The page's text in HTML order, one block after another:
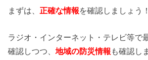
まずは、 正確な情報を確認しましょう！
ラジオ・インターネット・テレビ等で
確認しつつ、地域の防災情報 も確認し